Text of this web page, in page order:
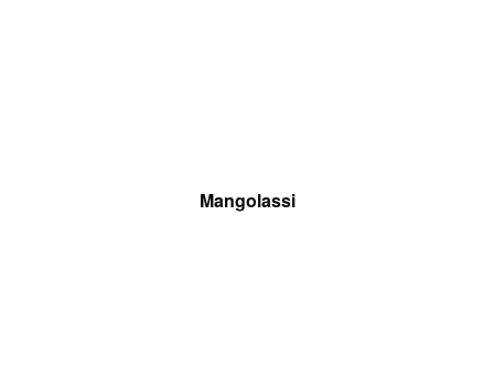
Mangolassi